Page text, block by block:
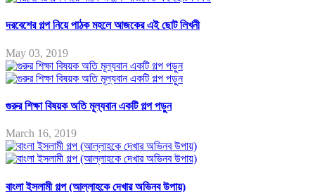
দরবেশের গল্প নিয়ে পাঠক মহলে আজকের এই ছোট লিখনী
May 03, 2019
গুরুর শিক্ষা বিষয়ক অতি মূল্যবান একটি গল্প পড়ুন
March 16, 2019
বাংলা ইসলামী গল্প (আল্লাহকে দেখার অভিনব উপায়)